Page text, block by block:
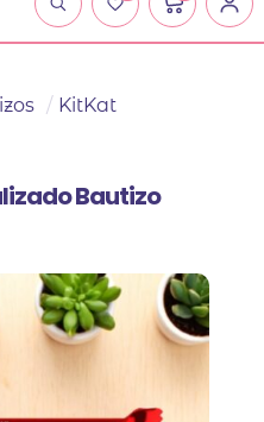
/ KitKat
Bautizo